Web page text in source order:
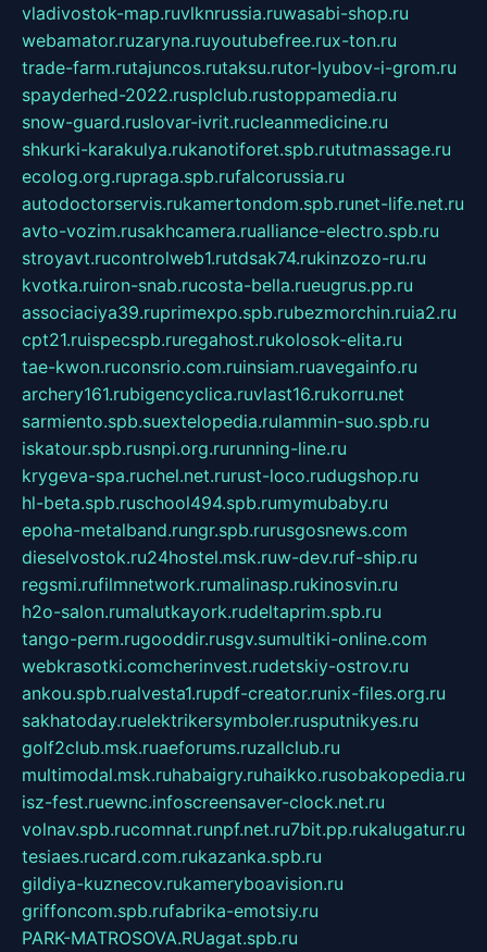
vladivostok-map.ruvlknrussia.ruwasabi-shop.ru
webamator.ruzaryna.ruyoutubefree.rux-ton.ru
trade-farm.rutajuncos.rutaksu.rutor-lyubov-i-grom.ru
spayderhed-2022.rusplclub.rustoppamedia.ru
snow-guard.ruslovar-ivrit.rucleanmedicine.ru
shkurki-karakulya.rukanotiforet.spb.rututmassage.ru
ecolog.org.rupraga.spb.rufalcorussia.ru
autodoctorservis.rukamertondom.spb.runet-life.net.ru
avto-vozim.rusakhcamera.rualliance-electro.spb.ru
stroyavt.rucontrolweb1.rutdsak74.rukinzozo-ru.ru
kvotka.ruiron-snab.rucosta-bella.rueugrus.pp.ru
associaciya39.ruprimexpo.spb.rubezmorchin.ruia2.ru
cpt21.ruispecspb.ruregahost.rukolosok-elita.ru
tae-kwon.ruconsrio.com.ruinsiam.ruavegainfo.ru
archery161.rubigencyclica.ruvlast16.rukorru.net
sarmiento.spb.suextelopedia.rulammin-suo.spb.ru
iskatour.spb.rusnpi.org.rurunning-line.ru
krygeva-spa.ruchel.net.rurust-loco.rudugshop.ru
hl-beta.spb.ruschool494.spb.rumymubaby.ru
epoha-metalband.rungr.spb.rurusgosnews.com
dieselvostok.ru24hostel.msk.ruw-dev.ruf-ship.ru
regsmi.rufilmnetwork.rumalinasp.rukinosvin.ru
h2o-salon.rumalutkayork.rudeltaprim.spb.ru
tango-perm.rugooddir.rusgv.sumultiki-online.com
webkrasotki.comcherinvest.rudetskiy-ostrov.ru
ankou.spb.rualvesta1.rupdf-creator.runix-files.org.ru
sakhatoday.ruelektrikersymboler.rusputnikyes.ru
golf2club.msk.ruaeforums.ruzallclub.ru
multimodal.msk.ruhabaigry.ruhaikko.rusobakopedia.ru
isz-fest.ruewnc.infoscreensaver-clock.net.ru
volnav.spb.rucomnat.runpf.net.ru7bit.pp.rukalugatur.ru
tesiaes.rucard.com.rukazanka.spb.ru
gildiya-kuznecov.rukameryboavision.ru
griffoncom.spb.rufabrika-emotsiy.ru
PARK-MATROSOVA.RUagat.spb.ru